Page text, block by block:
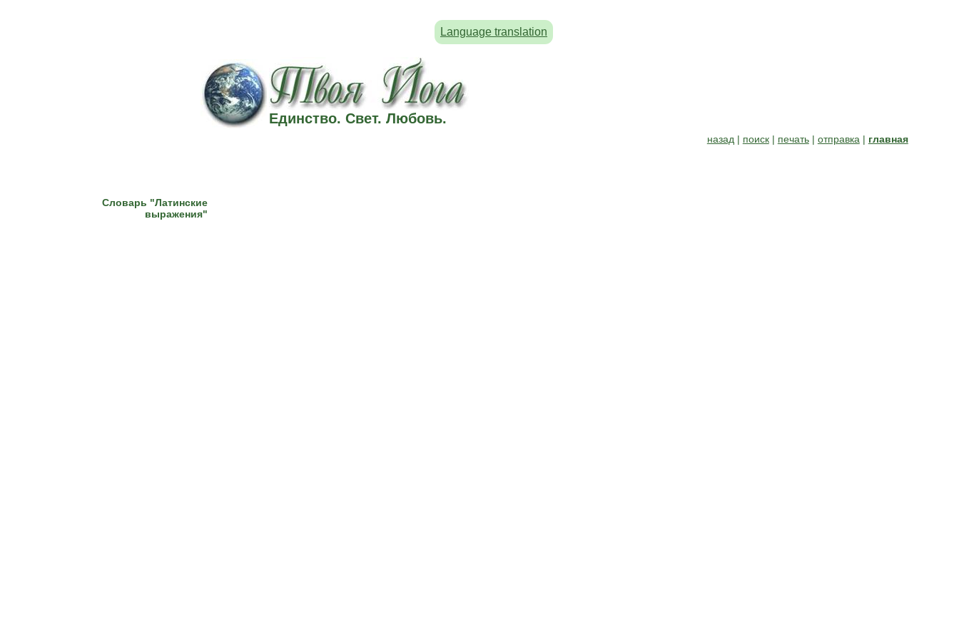
Language translation
Единство. Свет. Любовь.
назад | поиск| печать| отправка | главная
Словарь "Латинские
выражения"